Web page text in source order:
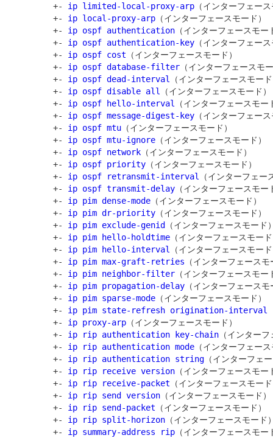
         +-
ip limited-local-proxy-arp （インターフェー
         +-
ip local-proxy-arp （インターフェースモード）
         +-
ip ospf authentication （インターフェースモー
         +-
ip ospf authentication-key （インターフェー
         +-
ip ospf cost （インターフェースモード）
         +-
ip ospf database-filter （インターフェースモ
         +-
ip ospf dead-interval
（インターフェースモー
         +-
ip ospf disable all
（インターフェースモード）
         +-
ip ospf hello-interval
（インターフェースモー
         +-
ip ospf message-digest-key （インターフェー
         +-
ip ospf mtu （インターフェースモード）
         +-
ip ospf mtu-ignore （インターフェースモード）
         +-
ip ospf network （インターフェースモード）
         +-
ip ospf priority （インターフェースモード）
         +-
ip ospf retransmit-interval
（インターフェー
         +-
ip ospf transmit-delay （インターフェースモー
         +-
ip pim dense-mode （インターフェースモード）
         +-
ip pim dr-priority （インターフェースモード）
         +-
ip pim exclude-genid
（インターフェースモード
         +-
ip pim hello-holdtime （インターフェースモー
         +-
ip pim hello-interval
（インターフェースモー
         +-
ip pim max-graft-retries （インターフェース
         +-
ip pim neighbor-filter （インターフェースモー
         +-
ip pim propagation-delay （インターフェース
         +-
ip pim sparse-mode （インターフェースモード）
         +-
ip pim state-refresh origination-interval
         +-
ip proxy-arp （インターフェースモード）
         +-
ip rip authentication key-chain （インター
         +-
ip rip authentication mode （インターフェー
         +-
ip rip authentication string （インターフェ
         +-
ip rip receive version （インターフェースモー
         +-
ip rip receive-packet （インターフェースモー
         +-
ip rip send version （インターフェースモード）
         +-
ip rip send-packet （インターフェースモード）
         +-
ip rip split-horizon （インターフェースモード
         +-
ip summary-address rip （インターフェースモー